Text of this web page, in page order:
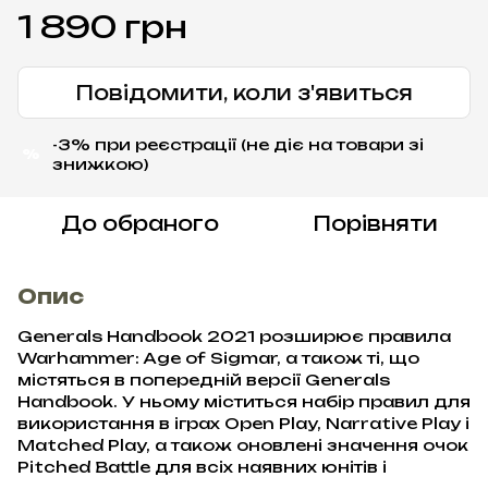
1 890 грн
Повідомити, коли з'явиться
-3% при реєстрації (не діє на товари зі
знижкою)
До обраного Порівняти
Опис
Generals Handbook 2021 розширює правила
Warhammer: Age of Sigmar, а також ті, що
містяться в попередній версії Generals
Handbook. У ньому міститься набір правил для
використання в іграх Open Play, Narrative Play і
Matched Play, а також оновлені значення очок
Pitched Battle для всіх наявних юнітів і